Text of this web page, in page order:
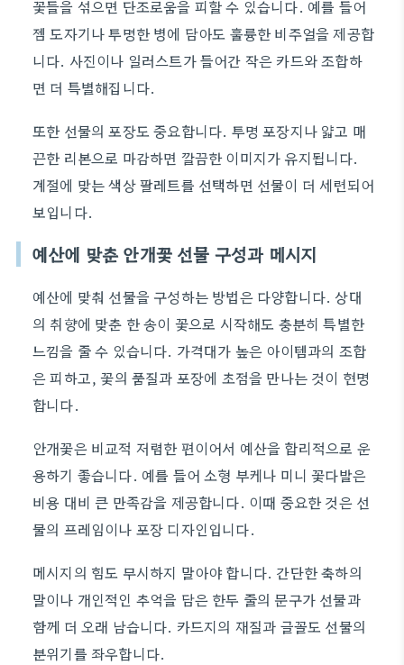
꽃들을 섞으면 단조로움을 피할 수 있습니다. 예를 들어
젬 도자기나 투명한 병에 담아도 훌륭한 비주얼을 제공합
니다. 사진이나 일러스트가 들어간 작은 카드와 조합하
면 더 특별해집니다.
또한 선물의 포장도 중요합니다. 투명 포장지나 얇고 매
끈한 리본으로 마감하면 깔끔한 이미지가 유지됩니다.
계절에 맞는 색상 팔레트를 선택하면 선물이 더 세련되어
보입니다.
예산에 맞춘 안개꽃 선물 구성과 메시지
예산에 맞춰 선물을 구성하는 방법은 다양합니다. 상대
의 취향에 맞춘 한 송이 꽃으로 시작해도 충분히 특별한
느낌을 줄 수 있습니다. 가격대가 높은 아이템과의 조합
은 피하고, 꽃의 품질과 포장에 초점을 만나는 것이 현명
합니다.
안개꽃은 비교적 저렴한 편이어서 예산을 합리적으로 운
용하기 좋습니다. 예를 들어 소형 부케나 미니 꽃다발은
비용 대비 큰 만족감을 제공합니다. 이때 중요한 것은 선
물의 프레임이나 포장 디자인입니다.
메시지의 힘도 무시하지 말아야 합니다. 간단한 축하의
말이나 개인적인 추억을 담은 한두 줄의 문구가 선물과
함께 더 오래 남습니다. 카드지의 재질과 글꼴도 선물의
분위기를 좌우합니다.